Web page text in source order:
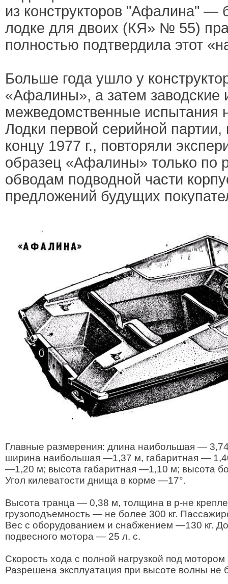
из конструкторов "Афалина" —
лодке для двоих (КЯ» № 55)
полностью подтвердила этот
Больше года ушло у
«Афалины», а затем заводские
межведомственные испытания
Лодки первой серийной партии,
концу 1977 г., повторяли
образец «Афалины» только по
обводам подводной части
предложений будущих
Главные размерения: длина наибольшая —
ширина наибольшая —1,37 м, габаритная —
—1,20 м; высота габаритная —1,10 м; высота
Угол килеватости днища в корме —17°.
Высота транца — 0,38 м, толщина в р-не
грузоподъемность — не более 300 кг.
Вес с оборудованием и снабжением —130 кг.
подвесного мотора — 25 л. с.
Скорость хода с полной нагрузкой под
Разрешена эксплуатация при высоте волны не